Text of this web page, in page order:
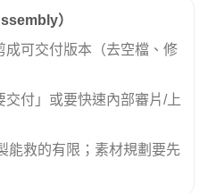
）
成可交付版本（去空檔、修
交付」或要快速內部審片/上
能救的有限；素材規劃要先